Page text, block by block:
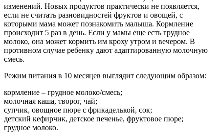
изменений. Новых продуктов практически не появляется,
если не считать разновидностей фруктов и овощей, с
которыми мама может познакомить малыша. Кормление
происходит 5 раз в день. Если у мамы еще есть грудное
молоко, она может кормить им кроху утром и вечером. В
противном случае ребенку дают адаптированную молочную
смесь.
Режим питания в 10 месяцев выглядит следующим образом:
кормление – грудное молоко/смесь;
молочная каша, творог, чай;
супчик, овощное пюре с фрикаделькой, сок;
детский кефирчик, детское печенье, фруктовое пюре;
грудное молоко.